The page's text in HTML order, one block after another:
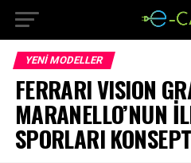
YENI MODELLER
FERRARI VISION
MARANELLO’NUN
SPORLARI